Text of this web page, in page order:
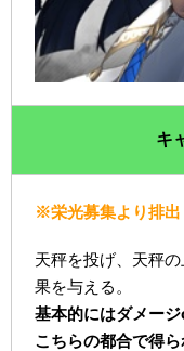
キ
※栄光募集より排出
天秤を投げ、天秤
果を与える。
基本的にはダメー
こちらの都合で得ら